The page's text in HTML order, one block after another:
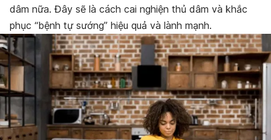
dâm nữa. Đây sẽ là cách cai nghiện thủ dâm và khắc
phục “bệnh tự sướng” hiệu quả và lành mạnh.